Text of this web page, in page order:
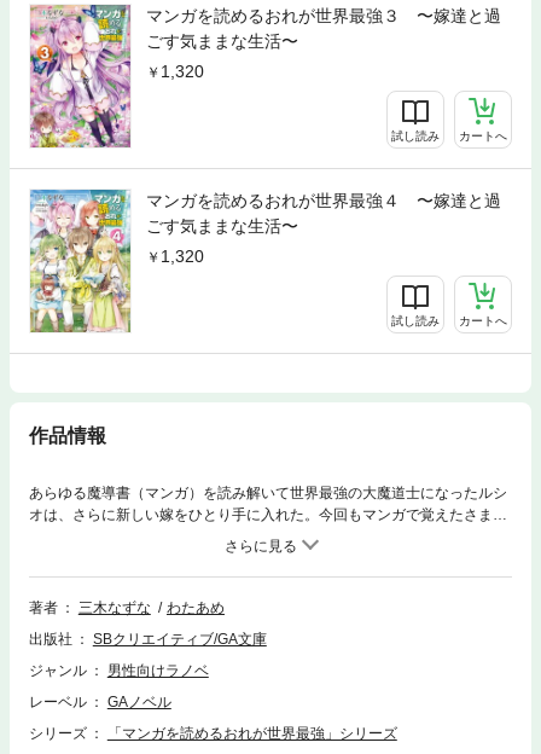
マンガを読めるおれが世界最強３ 〜嫁達と過
ごす気ままな生活〜
1,320
試し読み カートへ
マンガを読めるおれが世界最強４ 〜嫁達と過
ごす気ままな生活〜
1,320
試し読み カートへ
作品情報
あらゆる魔導書（マンガ）を読み解いて世界最強の大魔道士になったルシ
オは、さらに新しい嫁をひとり手に入れた。今回もマンガで覚えたさまざ
まな魔法を使って、メイドさんを救ったり、魔王の娘（？）と出会った
り、さらには不思議なお嫁さんを迎えたりと、もっとみんなで楽しく自由
気ままな生活を送ることに……！Ｗｅｂ投稿サイト発の、大人気異世界ス
ローライフ系「マンガ」ストーリー、第３弾！！
著者 三木なずな
わたあめ
出版社
SBクリエイティブ/GA文庫
ジャンル
男性向けラノベ
レーベル
GAノベル
シリーズ
「マンガを読めるおれが世界最強」シリーズ